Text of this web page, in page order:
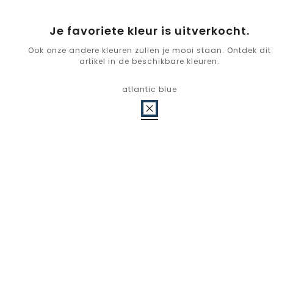
Je favoriete kleur is uitverkocht.
Ook onze andere kleuren zullen je mooi staan. Ontdek dit
artikel in de beschikbare kleuren.
atlantic blue